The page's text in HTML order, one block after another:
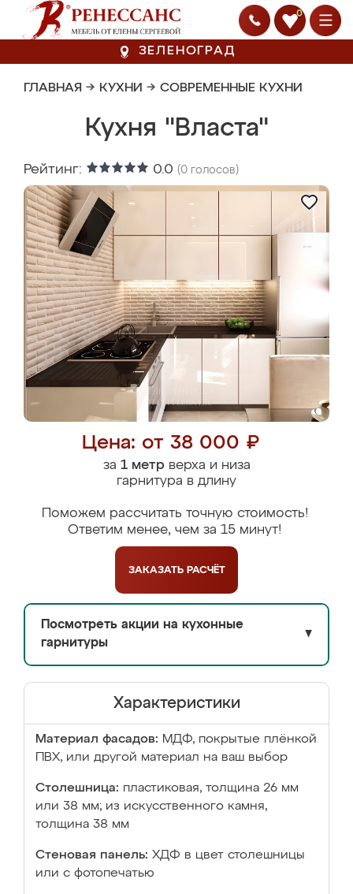
0
ЗЕЛЕНОГРАД
ГЛАВНАЯ → КУХНИ → СОВРЕМЕННЫЕ КУХНИ
Кухня "Власта"
Рейтинг: 0.0 (0 голосов)
Цена: от 38 000 ₽
за 1 метрверха и низа
гарнитура в длину
Поможем рассчитать точную стоимость!
Ответим менее, чем за 15 минут!
ЗАКАЗАТЬ РАСЧЁТ
Посмотреть акции на кухонные
гарнитуры
▼
Характеристики
Материал фасадов: МДФ, покрытые плёнкой
ПВХ, или другой материал на ваш выбор
Столешница: пластиковая, толщина 26 мм
или 38 мм; из искусственного камня,
толщина 38 мм
Стеновая панель: ХДФ в цвет столешницы
или с фотопечатью